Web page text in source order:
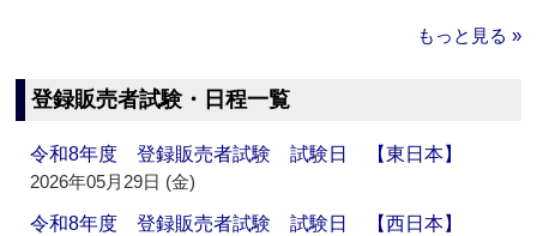
もっと見る »
登録販売者試験・日程一覧
令和8年度 登録販売者試験 試験日 【東日本】
2026年05月29日 (金)
令和8年度 登録販売者試験 試験日 【西日本】